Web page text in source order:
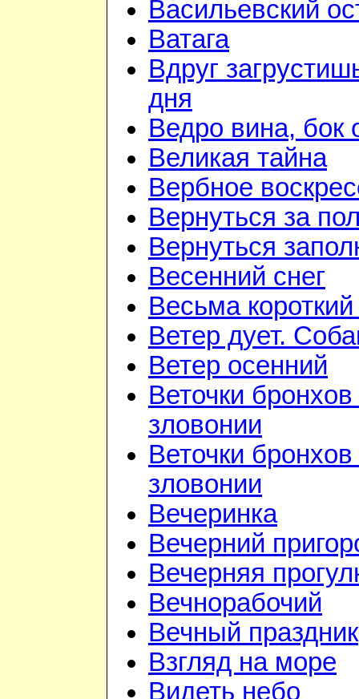
Васильевский
Ватага
Вдруг
дня
Ведро вина, бок
Великая тайна
Вербное
Вернуться за
Вернуться
Весенний снег
Весьма
Ветер дует.
Ветер осенний
Веточки
зловонии
Веточки
зловонии
Вечеринка
Вечерний
Вечерняя
Вечнорабочий
Вечный праздник
Взгляд на море
Видеть небо